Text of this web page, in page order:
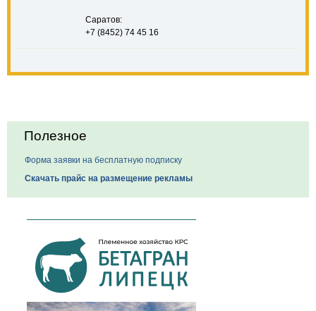
Саратов:
+7 (8452) 74 45 16
Полезное
Форма заявки на бесплатную подписку
Скачать прайс на размещение рекламы